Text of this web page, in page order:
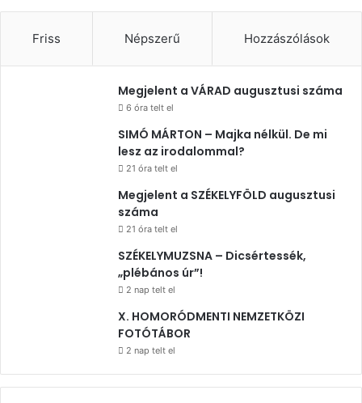
Friss Népszerű Hozzászólások
Megjelent a VÁRAD augusztusi száma
6 óra telt el
SIMÓ MÁRTON – Majka nélkül. De mi
lesz az irodalommal?
21 óra telt el
Megjelent a SZÉKELYFÖLD augusztusi
száma
21 óra telt el
SZÉKELYMUZSNA – Dicsértessék,
„plébános úr”!
2 nap telt el
X. HOMORÓDMENTI NEMZETKÖZI
FOTÓTÁBOR
2 nap telt el